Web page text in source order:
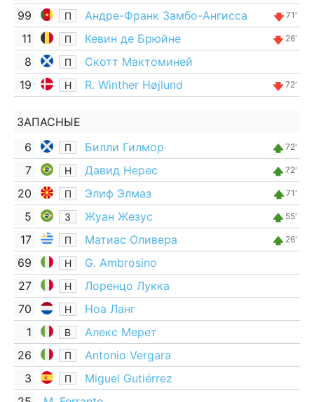
99 П Андре-Франк Замбо-Ангисса 71'
11 П Кевин де Брюйне 26'
8 П
Скотт Мактоминей
19
Н R. Winther Højlund 72'
ЗАПАСНЫЕ
6
П Билли Гилмор 72'
7 Н Давид Нерес 72'
20 П Элиф Элмаз 71'
5 З Жуан Жезус 55'
17 П Матиас Оливера 26'
69 Н
G. Ambrosino
27
Н
Лоренцо Лукка
70
Н
Ноа Ланг
1
В
Алекс Мерет
26
П
Antonio Vergara
3
П
Miguel Gutiérrez